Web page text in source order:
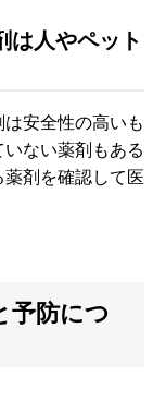
は人やペット
安全性の高いも
ない薬剤もある
剤を確認して医
予防につ